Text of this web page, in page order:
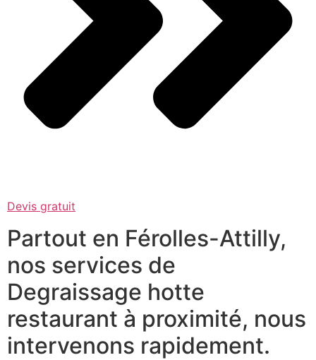
Devis gratuit
Partout en Férolles-Attilly,
nos services de
Degraissage hotte
restaurant à proximité, nous
intervenons rapidement.